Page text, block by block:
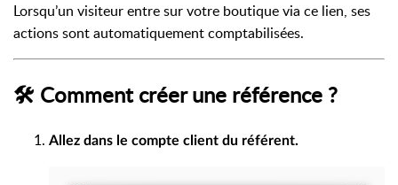
Lorsqu’un visiteur entre sur votre boutique via ce lien, ses
actions sont automatiquement comptabilisées.
🛠 Comment créer une référence ?
Allez dans le compte client du référent.